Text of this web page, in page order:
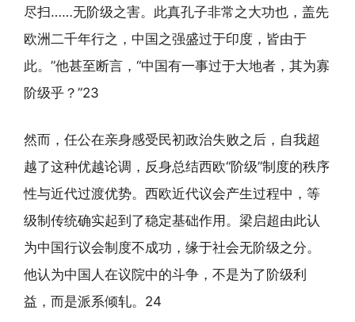
尽扫……无阶级之害。此真孔子非常之大功也，盖先
欧洲二千年行之，中国之强盛过于印度，皆由于
此。”他甚至断言，“中国有一事过于大地者，其为寡
阶级乎？”23
然而，任公在亲身感受民初政治失败之后，自我超
越了这种优越论调，反身总结西欧“阶级”制度的秩序
性与近代过渡优势。西欧近代议会产生过程中，等
级制传统确实起到了稳定基础作用。梁启超由此认
为中国行议会制度不成功，缘于社会无阶级之分。
他认为中国人在议院中的斗争，不是为了阶级利
益，而是派系倾轧。24